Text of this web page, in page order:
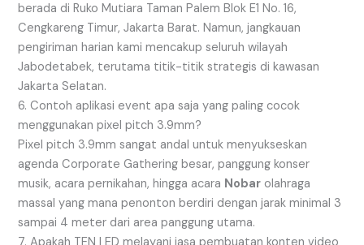
berada di Ruko Mutiara Taman Palem Blok E1 No. 16,
Cengkareng Timur, Jakarta Barat. Namun, jangkauan
pengiriman harian kami mencakup seluruh wilayah
Jabodetabek, terutama titik-titik strategis di kawasan
Jakarta Selatan.
6. Contoh aplikasi event apa saja yang paling cocok
menggunakan pixel pitch 3.9mm?
Pixel pitch 3.9mm sangat andal untuk menyukseskan
agenda Corporate Gathering besar, panggung konser
musik, acara pernikahan, hingga acara Nobar olahraga
massal yang mana penonton berdiri dengan jarak minimal 3
sampai 4 meter dari area panggung utama.